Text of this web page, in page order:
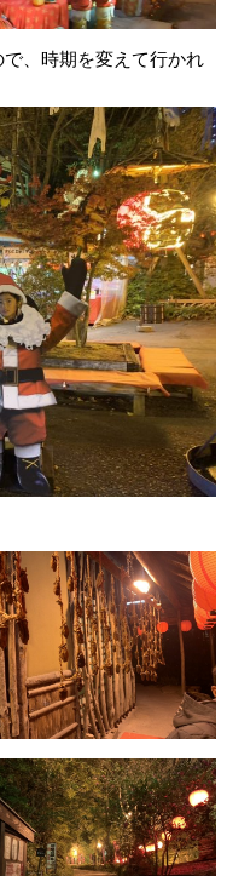
、時期を変えて行かれ